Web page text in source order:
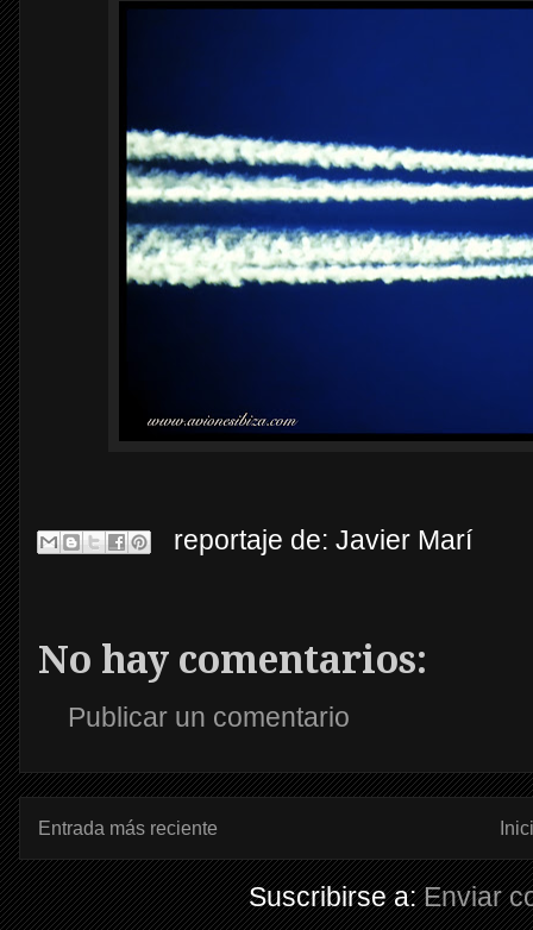
reportaje de: Javier Marí
No hay comentarios:
Publicar un comentario
Entrada más reciente
Suscribirse a:Enviar